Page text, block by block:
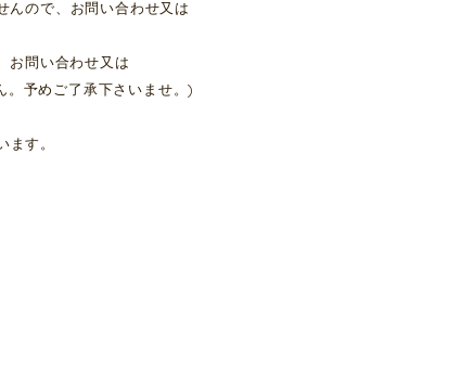
んので、お問い合わせ又は
お問い合わせ又は
。予めご了承下さいませ。)
す。